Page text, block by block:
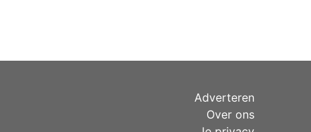
Adverteren
Over ons